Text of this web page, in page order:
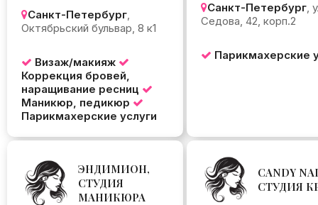
Санкт-Петербург,
Октябрьский бульвар, 8 к1
Визаж/макияж
Коррекция бровей,
наращивание ресниц
Маникюр, педикюр
Парикмахерские услуги
Санкт-Петербург,
Седова, 42, корп.2
Парикмахерские
ЭНДИМИОН,
СТУДИЯ
МАНИКЮРА
CANDY
СТУДИЯ